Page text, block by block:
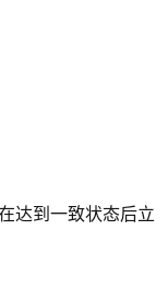
达到一致状态后立